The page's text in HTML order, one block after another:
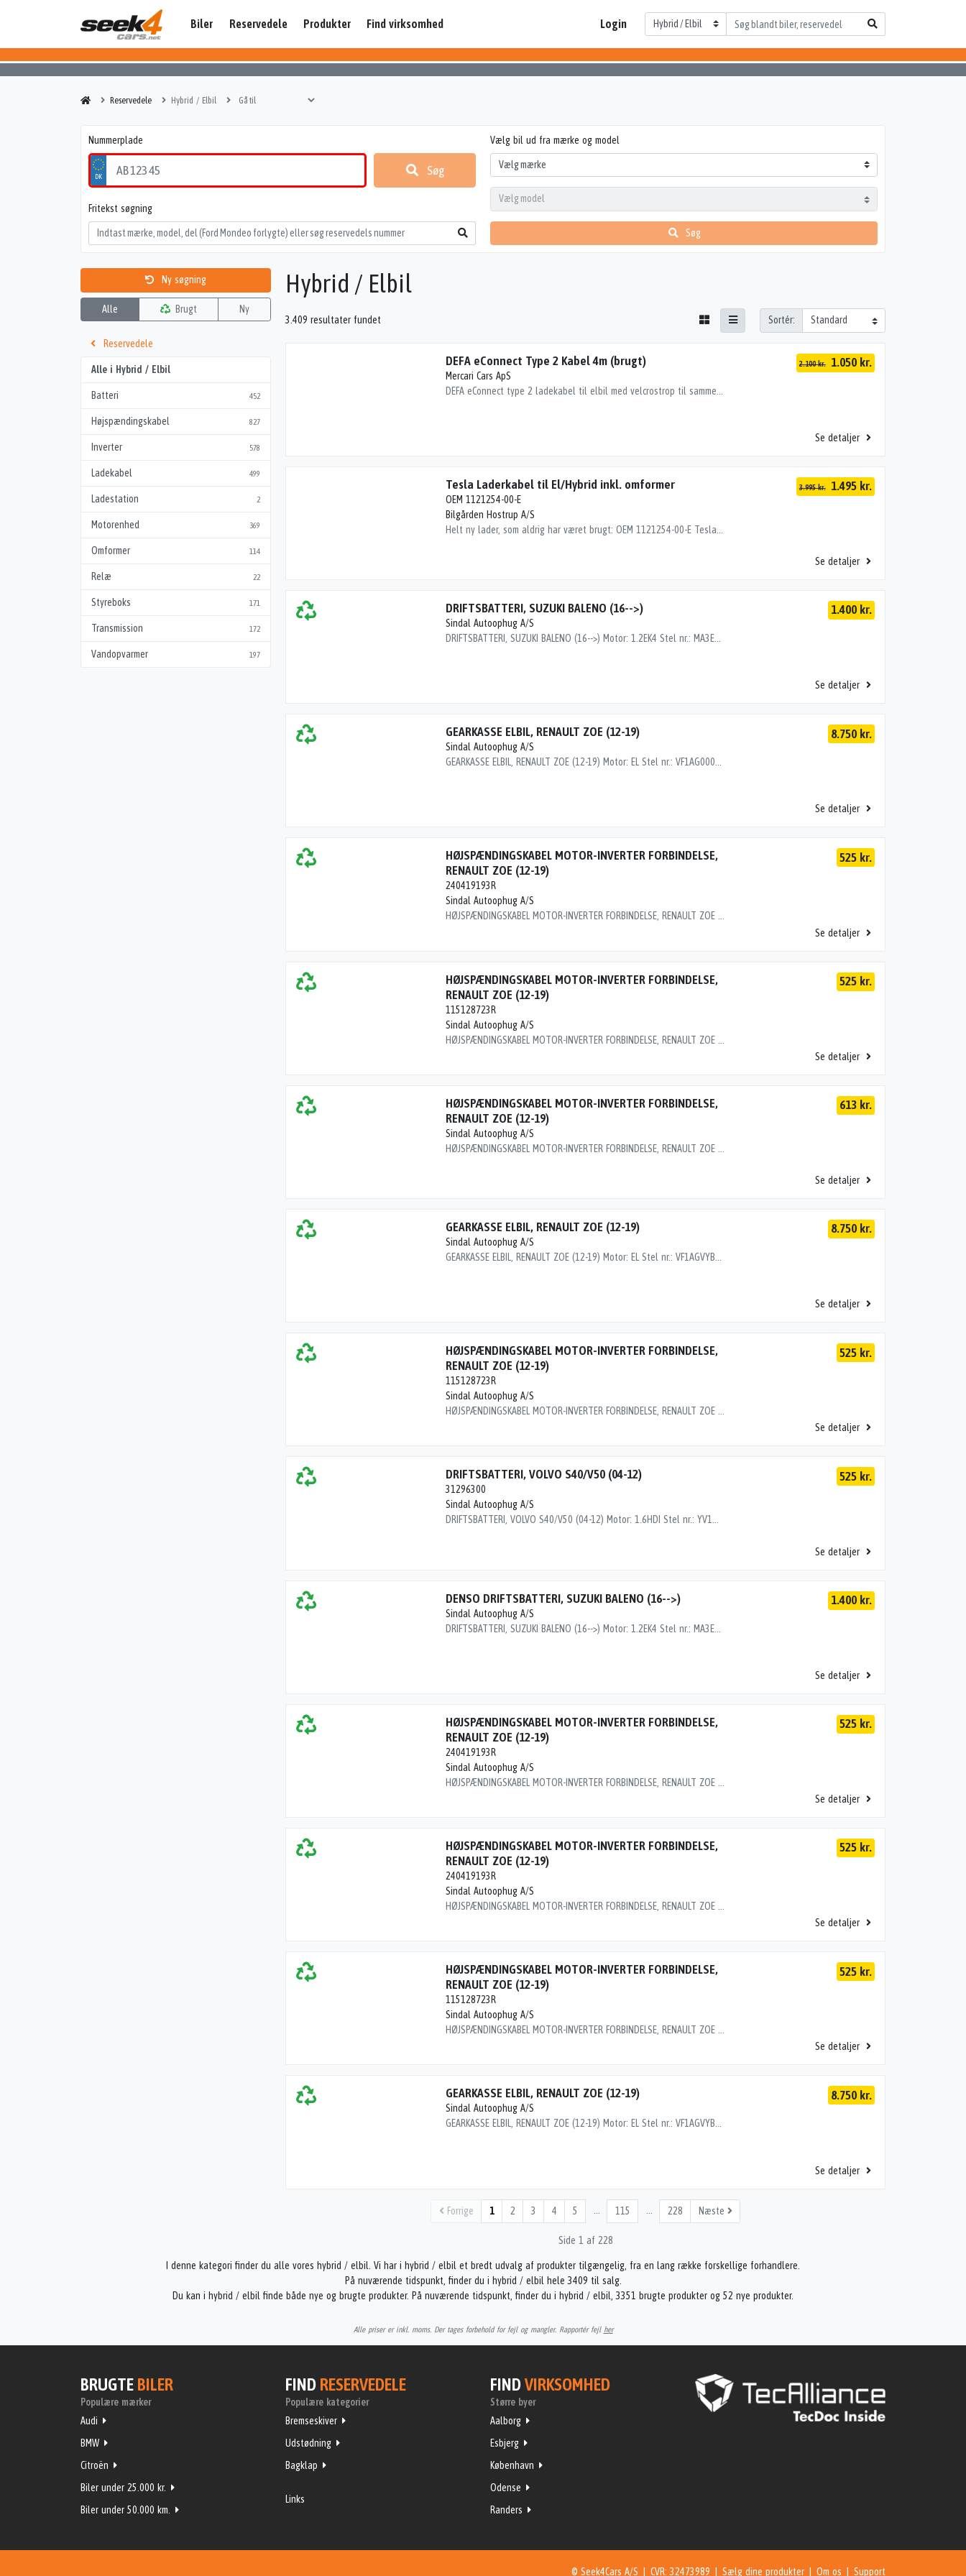
Biler Reservedele Produkter Find virksomhed Login
Reservedele Hybrid / Elbil
Nummerplade
Søg
Fritekst søgning
Vælg bil ud fra mærke og model
Søg
Ny søgning
Alle Brugt Ny
Reservedele
Alle i Hybrid / Elbil
Batteri 452
Højspændingskabel 827
Inverter 578
Ladekabel 499
Ladestation 2
Motorenhed 369
Omformer 114
Relæ 22
Styreboks 171
Transmission 172
Vandopvarmer 197
Hybrid / Elbil
3.409 resultater fundet Sortér:
DEFA eConnect Type 2 Kabel 4m (brugt)
Mercari Cars ApS
2.100 kr. 1.050 kr.
Se detaljer
Tesla Laderkabel til El/Hybrid inkl. omformer
OEM 1121254-00-E
Bilgården Hostrup A/S
3.995 kr. 1.495 kr.
Se detaljer
DRIFTSBATTERI, SUZUKI BALENO (16-->)
Sindal Autoophug A/S
1.400 kr.
Se detaljer
GEARKASSE ELBIL, RENAULT ZOE (12-19)
Sindal Autoophug A/S
GEARKASSE ELBIL, RENAULT ZOE (12-19) Motor: EL Stel nr.: VF1AG000663828088 Årgang.: 2019 Del nr..: J47693 Dito nr.: 60157880 Stamkort nr.: L1743 Kilometer: 6000 "RA0001RA0001KONTROL VED AFMONTERING"
8.750 kr.
Se detaljer
HØJSPÆNDINGSKABEL MOTOR-INVERTER FORBINDELSE,
RENAULT ZOE (12-19)
240419193R
Sindal Autoophug A/S
HØJSPÆNDINGSKABEL MOTOR-INVERTER FORBINDELSE, RENAULT ZOE (12-19) Motor: EL Stel nr.: VF1AGVYB056015113 Årgang.: 2016 Del nr..: Y65798 Dito nr.: 60157850 Stamkort nr.: L0388 Kilometer: 37000 OEM numre: 240419193R "240419193R240419193R"
525 kr.
Se detaljer
HØJSPÆNDINGSKABEL MOTOR-INVERTER FORBINDELSE,
RENAULT ZOE (12-19)
115128723R
Sindal Autoophug A/S
525 kr.
Se detaljer
HØJSPÆNDINGSKABEL MOTOR-INVERTER FORBINDELSE,
RENAULT ZOE (12-19)
Sindal Autoophug A/S
613 kr.
Se detaljer
GEARKASSE ELBIL, RENAULT ZOE (12-19)
Sindal Autoophug A/S
8.750 kr.
Se detaljer
HØJSPÆNDINGSKABEL MOTOR-INVERTER FORBINDELSE,
RENAULT ZOE (12-19)
115128723R
Sindal Autoophug A/S
HØJSPÆNDINGSKABEL MOTOR-INVERTER FORBINDELSE, RENAULT ZOE (12-19) Motor: EL Stel nr.: VF1AGVYB056015175 Årgang.: 2016 Del nr..: L84014 Dito nr.: 60157850 Stamkort nr.: L0300 Kilometer: 33000 OEM numre: 115128723R "TIL VARMEELEMENT"
525 kr.
Se detaljer
DRIFTSBATTERI, VOLVO S40/V50 (04-12)
31296300
Sindal Autoophug A/S
DRIFTSBATTERI, VOLVO S40/V50 (04-12) Motor: 1.6HDI Stel nr.: YV1MW76F2A2564049 Årgang.: 2010 Del nr..: L50023 Dito nr.: 90617820 Stamkort nr.: G1009 Kilometer: 152000 OEM numre: 31296300 START/STOP 31296667-ABSTART/STOP 31296667-AB31294793 cover8676469 beslag31298455 beslag31296300 batteri
525 kr.
Se detaljer
DENSO DRIFTSBATTERI, SUZUKI BALENO (16-->)
Sindal Autoophug A/S
1.400 kr.
Se detaljer
HØJSPÆNDINGSKABEL MOTOR-INVERTER FORBINDELSE,
RENAULT ZOE (12-19)
240419193R
Sindal Autoophug A/S
525 kr.
Se detaljer
HØJSPÆNDINGSKABEL MOTOR-INVERTER FORBINDELSE,
RENAULT ZOE (12-19)
240419193R
Sindal Autoophug A/S
525 kr.
Se detaljer
HØJSPÆNDINGSKABEL MOTOR-INVERTER FORBINDELSE,
RENAULT ZOE (12-19)
115128723R
Sindal Autoophug A/S
525 kr.
Se detaljer
GEARKASSE ELBIL, RENAULT ZOE (12-19)
Sindal Autoophug A/S
GEARKASSE ELBIL, RENAULT ZOE (12-19) Motor: EL Stel nr.: VF1AGVYB056015027 Årgang.: 2016 Del nr..: Y65426 Dito nr.: 60157880 Stamkort nr.: L1453 Kilometer: 39000 "290K49235R290K49235R290K27096R290K49235R"
8.750 kr.
Se detaljer
Forrige 1 2 3 4 5 115 228 Næste
Side 1 af 228
I denne kategori finder du alle vores hybrid / elbil. Vi har i hybrid / elbil et bredt udvalg af produkter tilgængelig, fra en lang række forskellige forhandlere.
På nuværende tidspunkt, finder du i hybrid / elbil hele 3409 til salg.
Du kan i hybrid / elbil finde både nye og brugte produkter. På nuværende tidspunkt, finder du i hybrid / elbil, 3351 brugte produkter og 52 nye produkter.
Alle priser er inkl. moms. Der tages forbehold for fejl og mangler. Rapportér fejl her
BRUGTE BILER
Populære mærker
Audi
BMW
Citroën
Biler under 25.000 kr.
Biler under 50.000 km.
FIND RESERVEDELE
Populære kategorier
Bremseskiver
Udstødning
Bagklap
Links
FINDVIRKSOMHED
Større byer
Aalborg
Esbjerg
København
Odense
Randers
© Seek4Cars A/S | CVR: 32473989 | Sælg dine produkter | Om os | Support